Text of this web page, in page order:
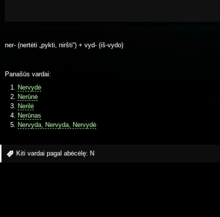
ner- (nertėti „pykti, niršti“) + vyd- (iš-vydo)
Panašūs vardai:
Nervydė
Nerūnė
Nerilė
Nerūnas
Nervyda, Nervyda, Nervydė
Kiti vardai pagal abėcėlę: N